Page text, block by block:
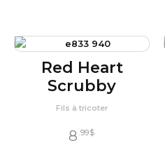
Red Heart
Scrubby
Fils à tricoter
8 .99$